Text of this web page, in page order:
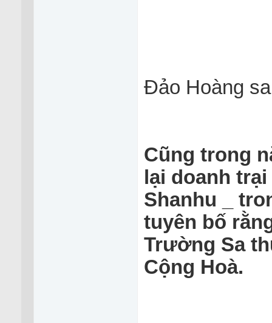
Đảo Hoàng
Cũng trong
lại doanh
Shanhu _
tuyên bố
Trường Sa
Cộng Hoà.